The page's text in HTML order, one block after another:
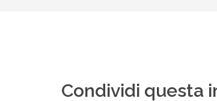
Condividi questa